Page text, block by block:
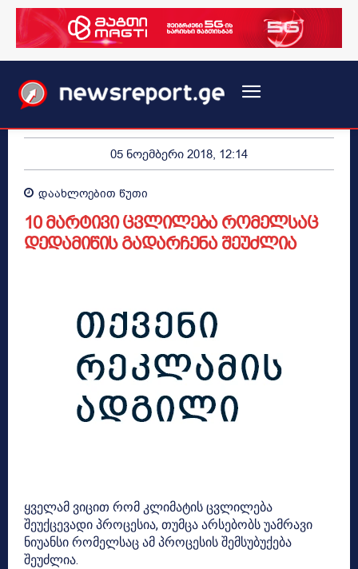
05 ნოემბერი 2018, 12:14
დაახლოებით წუთი
10 მარტივი ცვლილება რომელსაც
დედამიწის გადარჩენა შეუძლია
ყველამ ვიცით რომ კლიმატის ცვლილება
შეუქცევადი პროცესია, თუმცა არსებობს უამრავი
ნიუანსი რომელსაც ამ პროცესის შემსუბუქება
შეუძლია.